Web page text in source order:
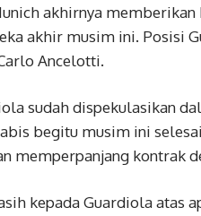
akhirnya
akhir musim ini. Posisi
Ancelotti.
sudah dispekulasikan
begitu musim ini
memperpanjang kontrak
kepada Guardiola atas